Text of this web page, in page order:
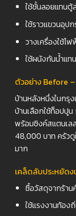
ใช้ชั้นลอยแทนตู้
ใช้ราวแขวนอุ
วางเครื่องใช้ไ
ใช้ผนังกันน้ำแท
ตัวอย่าง Before
บ้านหลังหนึ่งในกรุ
บ้านเลือกใช้ท็อปปูน
พร้อมซิงค์สแตนเล
48,000 บาท ครัวดู
มาก
เคล็ดลับประหยัดง
ซื้อวัสดุจากร้าน
ใช้แรงงานท้อง